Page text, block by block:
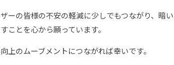
ーの皆様の不安の軽減に少しでもつながり、暗
ことを心から願っています。
のムーブメントにつながれば幸いです。